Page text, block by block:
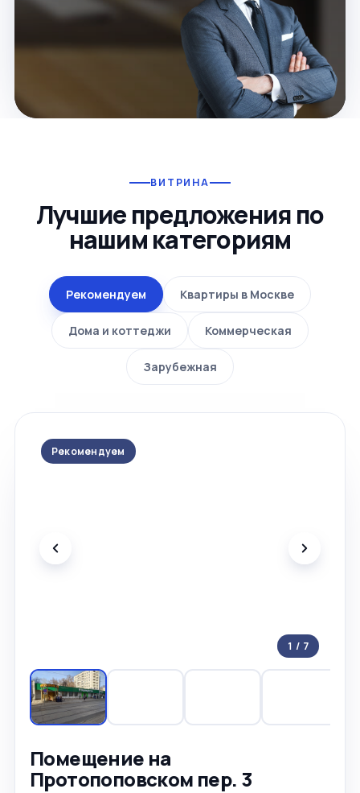
ВИТРИНА
Лучшие предложения по
нашим категориям
Рекомендуем Квартиры в Москве
Дома и коттеджи Коммерческая
Зарубежная
Рекомендуем
1 / 7
Помещение на
Протопоповском пер. 3